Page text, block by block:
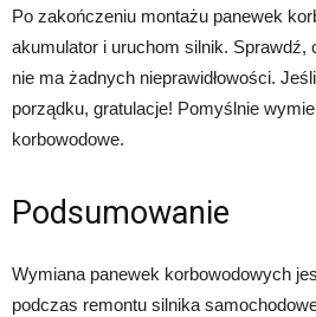
Po zakończeniu montażu panewek
akumulator i uruchom silnik. Sprawdź,
nie ma żadnych nieprawidłowości.
porządku, gratulacje! Pomyślnie
korbowodowe.
Podsumowanie
Wymiana panewek korbowodowych
podczas remontu silnika